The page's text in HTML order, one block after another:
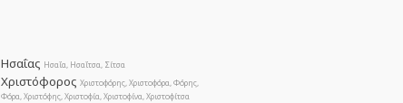
Ησαΐας Ησαΐα, Ησαΐτσα, Σίτσα
Χριστόφορος Χριστοφόρης, Χριστοφόρα, Φόρης,
Φόρα, Χριστόφης, Χριστοφία, Χριστοφίνα, Χριστοφίτσα